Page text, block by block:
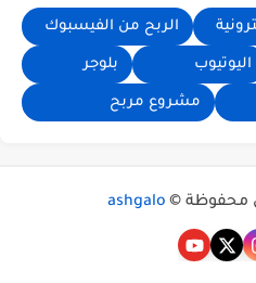
الربح من الفيسبوك
بلوجر
مشروع مربح
©
ashgalo